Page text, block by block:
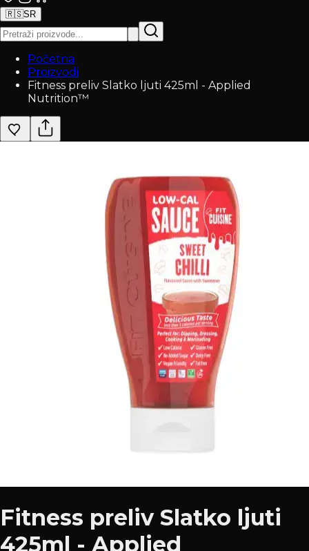
🇷🇸SR
Početna
Proizvodi
Fitness preliv Slatko ljuti 425ml - Applied
Nutrition™
Fitness preliv Slatko ljuti
425ml - Applied